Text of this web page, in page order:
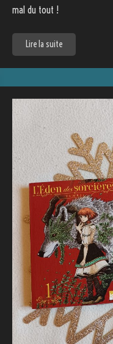
mal du tout !
Lire la suite